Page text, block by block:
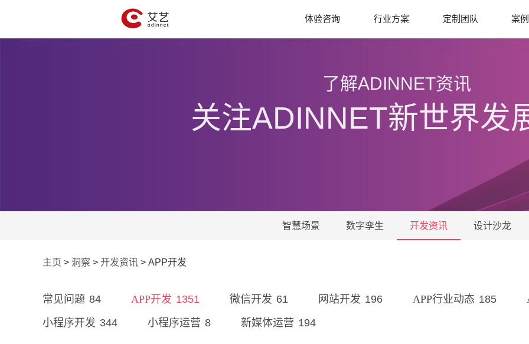
体验咨询 行业方案 定制团队 案例
了解ADINNET资讯
关注ADINNET新世界发
智慧场景 数字孪生 开发资讯 设计沙龙
主页 > 洞察 > 开发资讯 > APP开发
常见问题 84 APP开发 1351 微信开发 61 网站开发 196 APP行业动态 185
小程序开发 344 小程序运营 8 新媒体运营 194